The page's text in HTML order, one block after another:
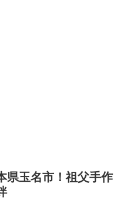
県玉名市！祖父手作